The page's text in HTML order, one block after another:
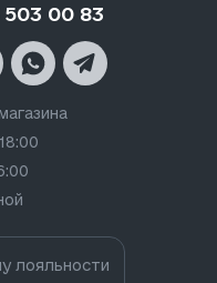
503 00 83
лояльности